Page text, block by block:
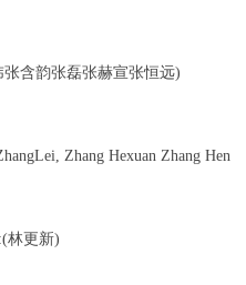
含韵张磊张赫宣张恒远)
Zhang Hexuan Zhang Hen
林更新)